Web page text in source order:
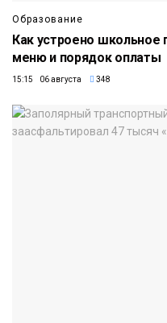
Образование
Как устроено школьное
меню и порядок оплаты
15:15 06 августа 348